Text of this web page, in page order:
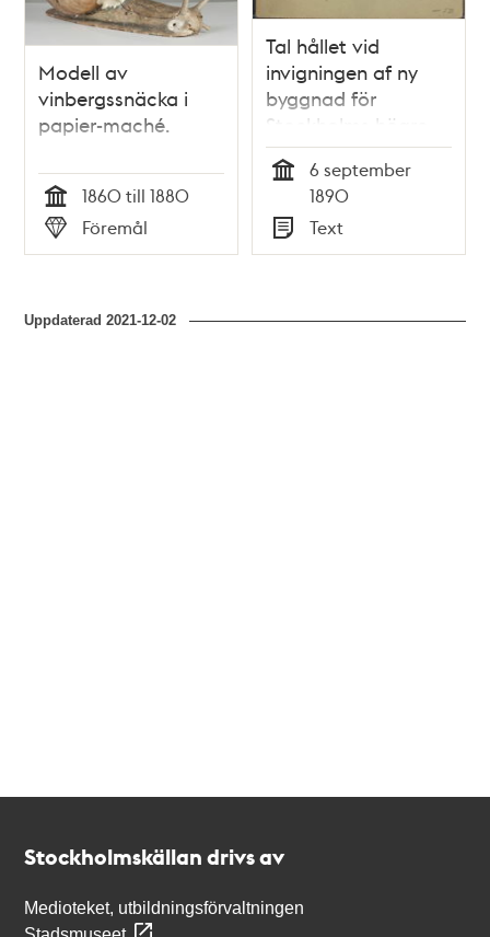
Modell av
vinbergssnäcka i
papier-maché.
Tid
1860 till 1880
Typ
Föremål
Tal hållet vid
invigningen af ny
byggnad för
Stockholms högre
realläroverk af
läroverkets
inspektor den 6
september 1890
6 september
1890
Typ
Text
Uppdaterad2021-12-02
Stockholmskällan drivs av
Medioteket, utbildningsförvaltningen